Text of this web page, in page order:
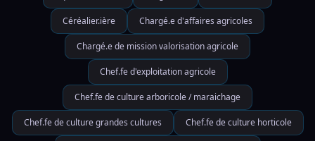
Céréalier.ière Chargé.e d'affaires agricoles
Chargé.e de mission valorisation agricole
Chef.fe d'exploitation agricole
Chef.fe de culture arboricole / maraichage
Chef.fe de culture grandes cultures Chef.fe de culture horticole